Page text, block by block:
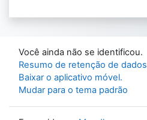
Você ainda não se identificou.
Resumo de retenção de dados
Baixar o aplicativo móvel.
Mudar para o tema padrão